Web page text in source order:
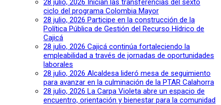
ciclo del programa Colombia Mayor
28 julio, 2026 Participe en la construcción de la
Política Pública de Gestión del Recurso Hídrico de
Cajicá
28 julio, 2026 Cajicá continúa fortaleciendo la
empleabilidad a través de jornadas de oportunidades
laborales
28 julio, 2026 Alcaldesa lideró mesa de seguimiento
para avanzar en la culminación de la PTAR Calahorra
28 julio, 2026 La Carpa Violeta abre un espacio de
encuentro, orientación y bienestar para la comunidad